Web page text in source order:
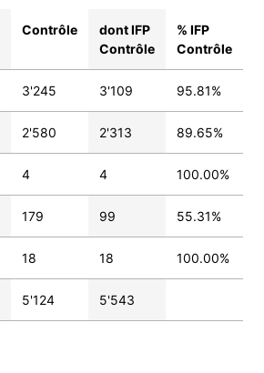
Contrôle
dont IFP
Contrôle
% IFP
Contrôle
3'245 3'109 95.81%
2'580 2'313 89.65%
4 4 100.00%
179 99 55.31%
18 18 100.00%
5'124 5'543